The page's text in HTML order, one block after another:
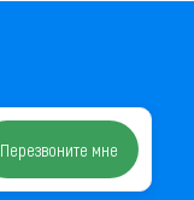
Перезвоните мне